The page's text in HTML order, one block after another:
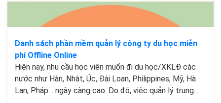
Danh sách phần mềm quản lý công ty du học miễn
phí Offline Online
Hiện nay, nhu cầu học viên muốn đi du học/XKLĐ các
nước như Hàn, Nhật, Úc, Đài Loan, Philippines, Mỹ, Hà
Lan, Pháp… ngày càng cao. Do đó, việc quản lý trung...